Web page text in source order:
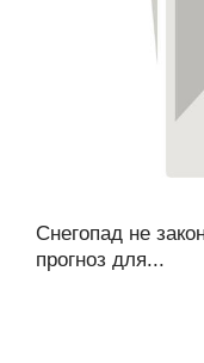
Снегопад не
прогноз для...